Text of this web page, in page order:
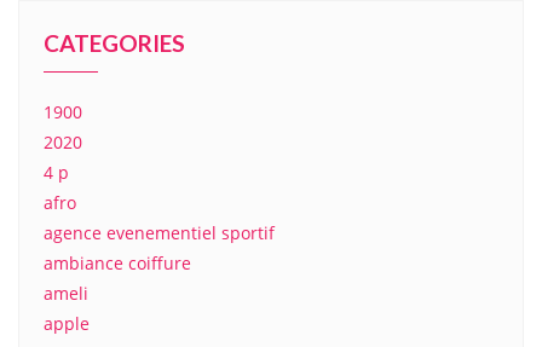
CATEGORIES
1900
2020
4 p
afro
agence evenementiel sportif
ambiance coiffure
ameli
apple